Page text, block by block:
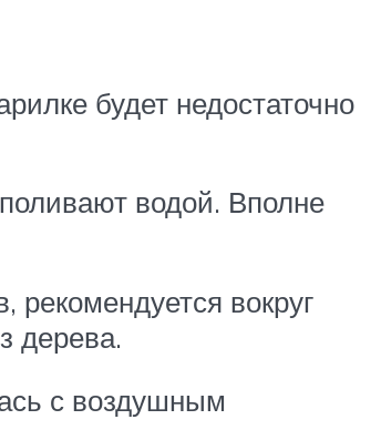
будет недостаточно
водой. Вполне
рекомендуется вокруг
дерева.
с воздушным